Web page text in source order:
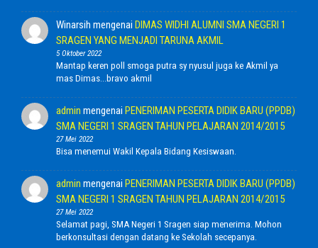
Winarsih mengenai DIMAS WIDHI ALUMNI SMA NEGERI 1
SRAGEN YANG MENJADI TARUNA AKMIL
5 Oktober 2022
Mantap keren poll smoga putra sy nyusul juga ke Akmil ya
mas Dimas...bravo akmil
admin mengenai PENERIMAN PESERTA DIDIK BARU (PPDB)
SMA NEGERI 1 SRAGEN TAHUN PELAJARAN 2014/2015
27 Mei 2022
Bisa menemui Wakil Kepala Bidang Kesiswaan.
admin mengenai PENERIMAN PESERTA DIDIK BARU (PPDB)
SMA NEGERI 1 SRAGEN TAHUN PELAJARAN 2014/2015
27 Mei 2022
Selamat pagi, SMA Negeri 1 Sragen siap menerima. Mohon
berkonsultasi dengan datang ke Sekolah secepanya.